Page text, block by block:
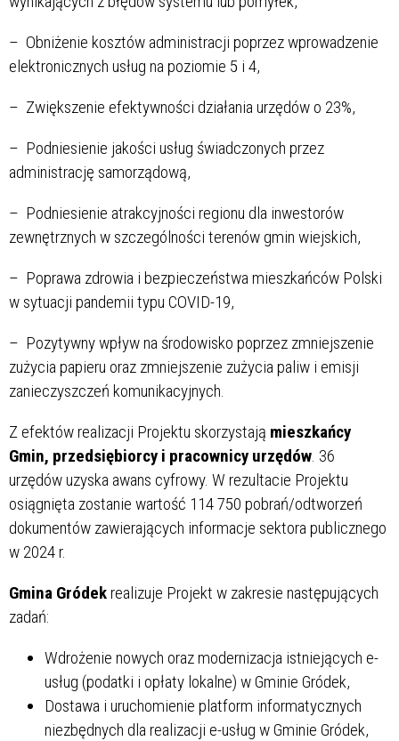
– Obniżenie kosztów administracji poprzez wprowadzenie
elektronicznych usług na poziomie 5 i 4,
– Zwiększenie efektywności działania urzędów o 23%,
– Podniesienie jakości usług świadczonych przez
administrację samorządową,
– Podniesienie atrakcyjności regionu dla inwestorów
zewnętrznych w szczególności terenów gmin wiejskich,
– Poprawa zdrowia i bezpieczeństwa mieszkańców Polski
w sytuacji pandemii typu COVID-19,
– Pozytywny wpływ na środowisko poprzez zmniejszenie
zużycia papieru oraz zmniejszenie zużycia paliw i emisji
zanieczyszczeń komunikacyjnych.
Z efektów realizacji Projektu skorzystają mieszkańcy
Gmin, przedsiębiorcy i pracownicy urzędów . 36
urzędów uzyska awans cyfrowy. W rezultacie Projektu
osiągnięta zostanie wartość 114 750 pobrań/odtworzeń
dokumentów zawierających informacje sektora publicznego
w 2024 r.
Gmina Gródekrealizuje Projekt w zakresie następujących
zadań:
Wdrożenie nowych oraz modernizacja istniejących e-
usług (podatki i opłaty lokalne) w Gminie Gródek,
Dostawa i uruchomienie platform informatycznych
niezbędnych dla realizacji e-usług w Gminie Gródek,